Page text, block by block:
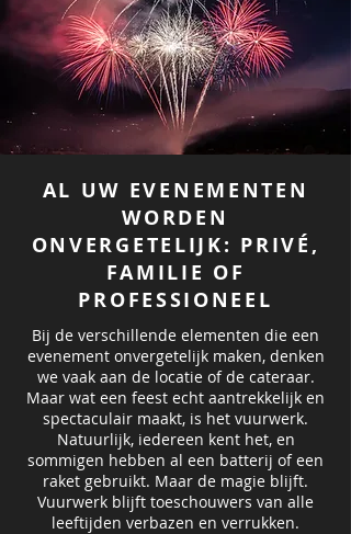
AL UW EVENEMENTEN
WORDEN
ONVERGETELIJK: PRIVÉ,
FAMILIE OF
PROFESSIONEEL
Bij de verschillende elementen die een
evenement onvergetelijk maken, denken
we vaak aan de locatie of de cateraar.
Maar wat een feest echt aantrekkelijk en
spectaculair maakt, is het vuurwerk.
Natuurlijk, iedereen kent het, en
sommigen hebben al een batterij of een
raket gebruikt. Maar de magie blijft.
Vuurwerk blijft toeschouwers van alle
leeftijden verbazen en verrukken.